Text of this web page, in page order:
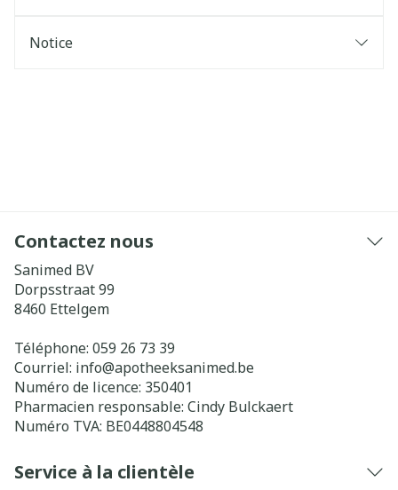
Notice
Contactez nous
Sanimed BV
Dorpsstraat 99
8460 Ettelgem
Téléphone: 059 26 73 39
Courriel: info@apotheeksanimed.be
Numéro de licence: 350401
Pharmacien responsable: Cindy Bulckaert
Numéro TVA: BE0448804548
Service à la clientèle